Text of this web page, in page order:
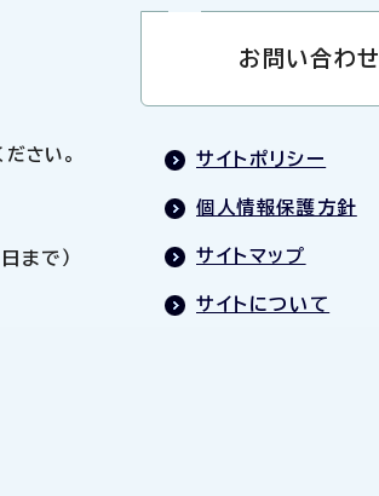
さい。
まで）
お問い合わせ
サイトポリシー
個人情報保護方針
サイトマップ
サイトについて